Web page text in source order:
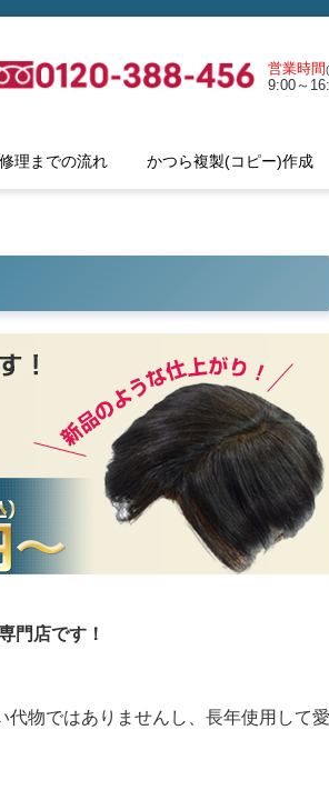
営業時間
9:00～
理までの流れ かつら複製(コピー)作成
門店です！
物ではありませんし、長年使用して愛